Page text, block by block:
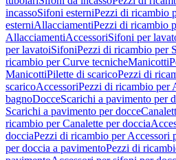
incassoSifoni esterniPezzi di ricambio
esterniAllacciamentiPezzi di ricambio
AllacciamentiAccessoriSifoni per
per lavatoiSifoniPezzi di ricambio per
ricambio per Curve tecnicheManicotti
ManicottiPilette di scaricoPezzi di
scaricoAccessoriPezzi di ricambio per
bagnoDocceScarichi a pavimento per
Scarichi a pavimento per docce
ricambio per Canalette per doccia
docciaPezzi di ricambio per Accessori
per doccia a pavimentoPezzi di